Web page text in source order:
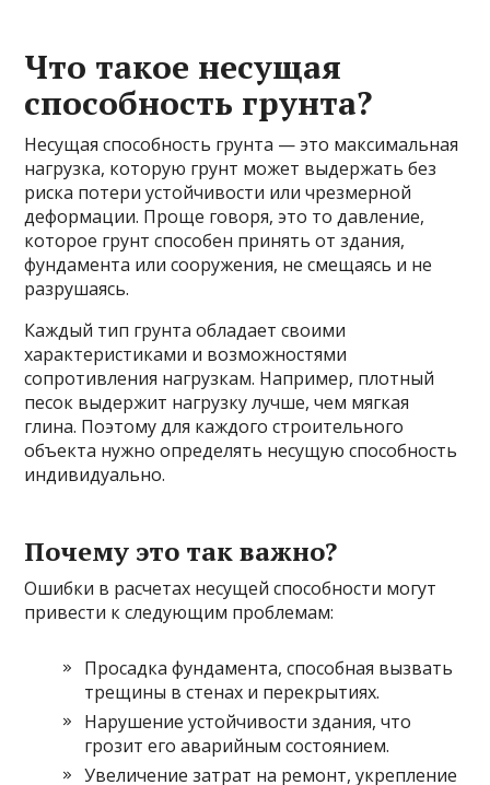
Что такое несущая
способность грунта?
Несущая способность грунта — это максимальная
нагрузка, которую грунт может выдержать без
риска потери устойчивости или чрезмерной
деформации. Проще говоря, это то давление,
которое грунт способен принять от здания,
фундамента или сооружения, не смещаясь и не
разрушаясь.
Каждый тип грунта обладает своими
характеристиками и возможностями
сопротивления нагрузкам. Например, плотный
песок выдержит нагрузку лучше, чем мягкая
глина. Поэтому для каждого строительного
объекта нужно определять несущую способность
индивидуально.
Почему это так важно?
Ошибки в расчетах несущей способности могут
привести к следующим проблемам:
Просадка фундамента, способная вызвать
трещины в стенах и перекрытиях.
Нарушение устойчивости здания, что
грозит его аварийным состоянием.
Увеличение затрат на ремонт, укрепление